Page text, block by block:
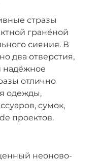
стразы
гранёной
сияния. В
два отверстия,
надёжное
отлично
одежды,
сумок,
проектов.
неоново-